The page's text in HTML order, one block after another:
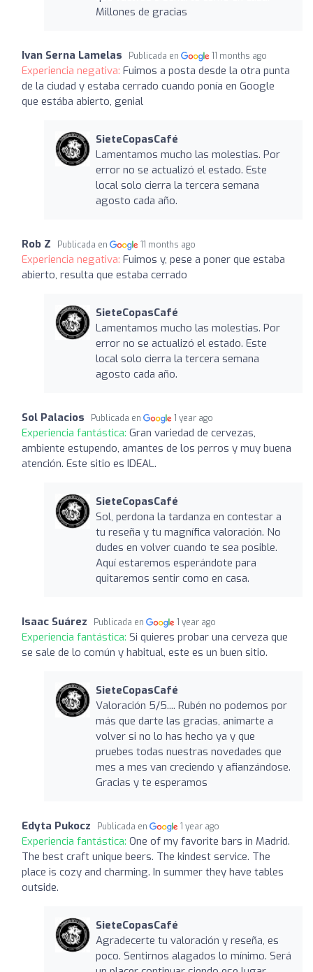
Millones de gracias
Ivan Serna Lamelas Publicada en 11 months ago
Experiencia negativa: Fuimos a posta desde la otra punta
de la ciudad y estaba cerrado cuando ponía en Google
que estába abierto, genial
SieteCopasCafé
Lamentamos mucho las molestias. Por
error no se actualizó el estado. Este
local solo cierra la tercera semana
agosto cada año.
Rob Z Publicada en 11 months ago
Experiencia negativa: Fuimos y, pese a poner que estaba
abierto, resulta que estaba cerrado
SieteCopasCafé
Lamentamos mucho las molestias. Por
error no se actualizó el estado. Este
local solo cierra la tercera semana
agosto cada año.
Sol Palacios Publicada en 1 year ago
Experiencia fantástica: Gran variedad de cervezas,
ambiente estupendo, amantes de los perros y muy buena
atención. Este sitio es IDEAL.
SieteCopasCafé
Sol, perdona la tardanza en contestar a
tu reseña y tu magnífica valoración. No
dudes en volver cuando te sea posible.
Aquí estaremos esperándote para
quitaremos sentir como en casa.
Isaac Suárez Publicada en 1 year ago
Experiencia fantástica: Si quieres probar una cerveza que
se sale de lo común y habitual, este es un buen sitio.
SieteCopasCafé
Valoración 5/5.... Rubén no podemos por
más que darte las gracias, animarte a
volver si no lo has hecho ya y que
pruebes todas nuestras novedades que
mes a mes van creciendo y afianzándose.
Gracias y te esperamos
Edyta Pukocz Publicada en 1 year ago
Experiencia fantástica: One of my favorite bars in Madrid.
The best craft unique beers. The kindest service. The
place is cozy and charming. In summer they have tables
outside.
SieteCopasCafé
Agradecerte tu valoración y reseña, es
poco. Sentirnos alagados lo mínimo. Será